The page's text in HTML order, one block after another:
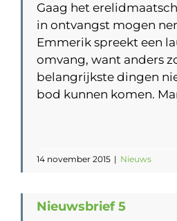
Gaag het
in ontvangst mogen
Emmerik spreekt een
omvang, want anders
belangrijkste dingen
bod kunnen komen.
14 november 2015 | Nieuws
Nieuwsbrief 5